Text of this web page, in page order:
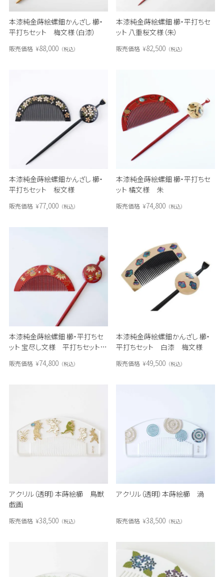
本漆純金蒔絵螺鈿かんざし 櫛・
平打ちセット 梅文様（白漆）
販売価格 ¥88,000 税込
本漆純金蒔絵螺鈿 櫛・平打ちセ
ット 八重桜文様（朱）
販売価格 ¥82,500 税込
本漆純金蒔絵螺鈿かんざし 櫛・
平打ちセット 桜文様
販売価格 ¥77,000 税込
本漆純金蒔絵螺鈿 櫛・平打ちセ
ット 橘文様 朱
販売価格 ¥74,800 税込
本漆純金蒔絵螺鈿 櫛・平打ちセ
ット 宝尽し文様 平打ちセット
販売価格 ¥74,800 税込
本漆純金蒔絵螺鈿かんざし 櫛・
平打ちセット 白漆 梅文様
販売価格 ¥49,500 税込
アクリル（透明）本蒔絵櫛 鳥獣
戯画
販売価格 ¥38,500 税込
アクリル（透明）本蒔絵櫛 渦
販売価格 ¥38,500 税込